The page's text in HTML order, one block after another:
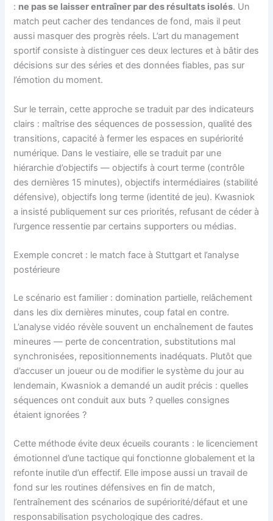
: ne pas se laisser entraîner par des résultats isolés. Un
match peut cacher des tendances de fond, mais il peut
aussi masquer des progrès réels. L’art du management
sportif consiste à distinguer ces deux lectures et à bâtir des
décisions sur des séries et des données fiables, pas sur
l’émotion du moment.
Sur le terrain, cette approche se traduit par des indicateurs
clairs : maîtrise des séquences de possession, qualité des
transitions, capacité à fermer les espaces en supériorité
numérique. Dans le vestiaire, elle se traduit par une
hiérarchie d’objectifs — objectifs à court terme (contrôle
des dernières 15 minutes), objectifs intermédiaires (stabilité
défensive), objectifs long terme (identité de jeu). Kwasniok
a insisté publiquement sur ces priorités, refusant de céder à
l’urgence ressentie par certains supporters ou médias.
Exemple concret : le match face à Stuttgart et l’analyse
postérieure
Le scénario est familier : domination partielle, relâchement
dans les dix dernières minutes, coup fatal en contre.
L’analyse vidéo révèle souvent un enchaînement de fautes
mineures — perte de concentration, substitutions mal
synchronisées, repositionnements inadéquats. Plutôt que
d’accuser un joueur ou de modifier le système du jour au
lendemain, Kwasniok a demandé un audit précis : quelles
séquences ont conduit aux buts ? quelles consignes
étaient ignorées ?
Cette méthode évite deux écueils courants : le licenciement
émotionnel d’une tactique qui fonctionne globalement et la
refonte inutile d’un effectif. Elle impose aussi un travail de
fond sur les routines défensives en fin de match,
l’entraînement des scénarios de supériorité/défaut et une
responsabilisation psychologique des cadres.